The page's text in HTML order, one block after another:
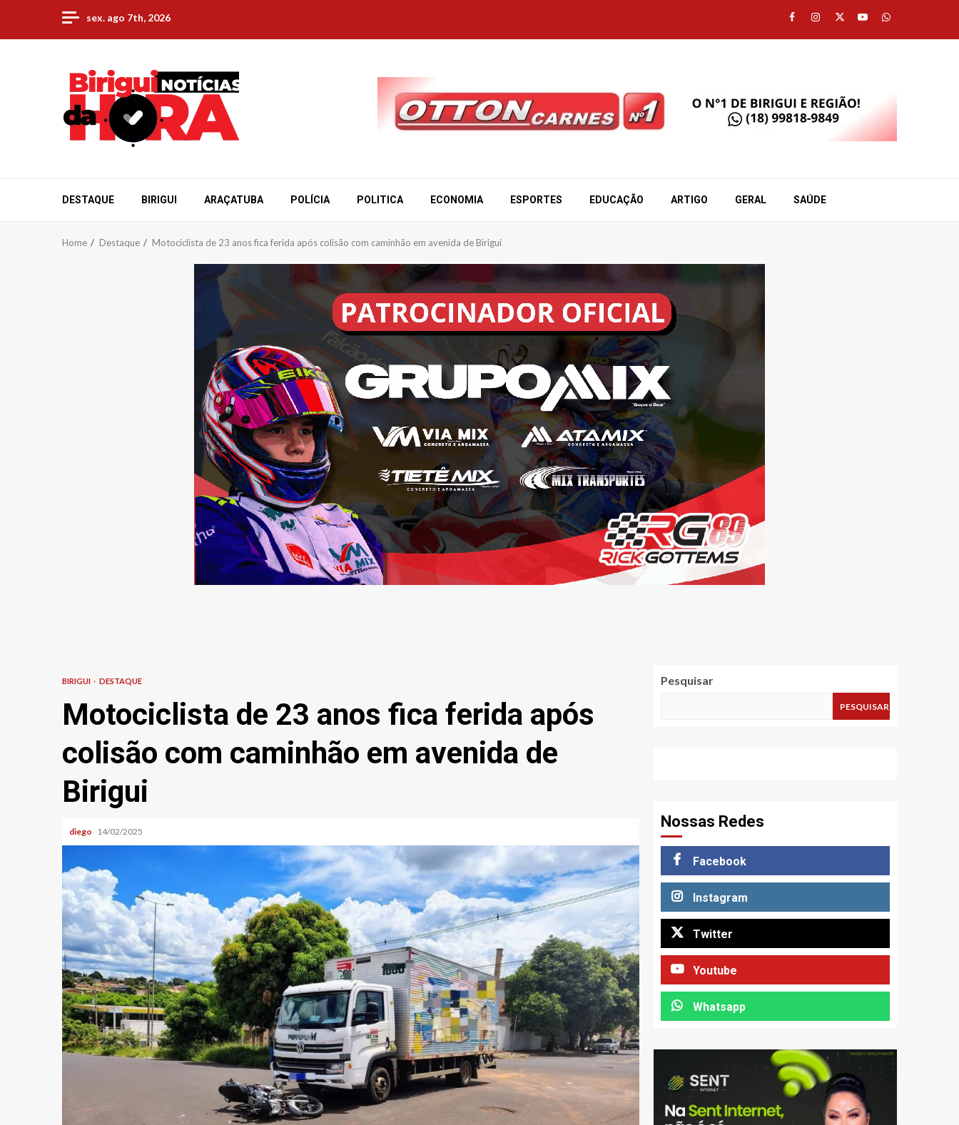
content
sex. ago 7th, 2026 Facebook
Instagram
TwitterYoutubeWhatsapp
DESTAQUE BIRIGUI ARAÇATUBA POLÍCIA POLITICA ECONOMIA ESPORTES EDUCAÇÃO ARTIGO GERAL SAÚDE
Home Destaque Motociclista de 23 anos fica ferida após colisão com caminhão em avenida de Birigui
BIRIGUI DESTAQUE
Motociclista de 23 anos fica ferida após
colisão com caminhão em avenida de
Birigui
diego 14/02/2025
Pesquisar
PESQUISAR
Nossas Redes
Facebook
Instagram
Twitter
Youtube
Whatsapp